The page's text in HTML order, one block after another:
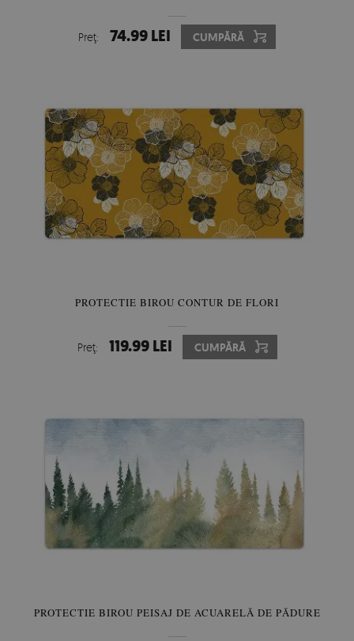
Preţ: 74.99 LEI CUMPĂRĂ
PROTECTIE BIROU CONTUR DE FLORI
Preţ: 119.99 LEI CUMPĂRĂ
PROTECTIE BIROU PEISAJ DE ACUARELĂ DE PĂDURE